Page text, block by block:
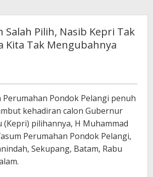
Pilih,
Nasib
Kepri
Tak
Mengubahnya
Salah Pilih, Nasib Kepri Tak
Kita Tak Mengubahnya
Perumahan Pondok Pelangi penuh
kehadiran calon Gubernur
(Kepri) pilihannya, H Muhammad
Perumahan Pondok Pelangi,
Sekupang, Batam, Rabu